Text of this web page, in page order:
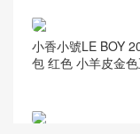
小香小號LE BOY
包 红色 小羊皮金